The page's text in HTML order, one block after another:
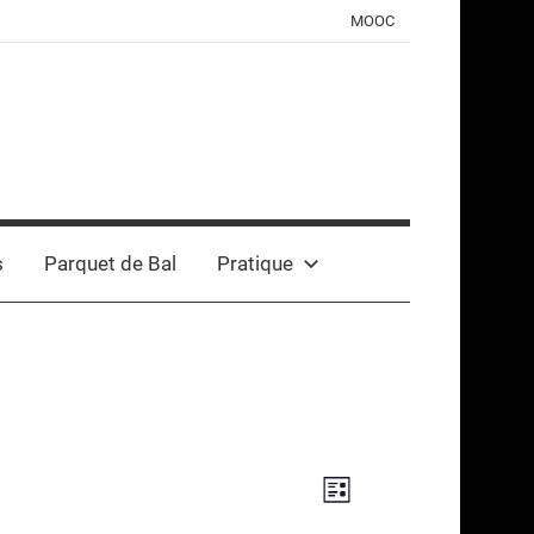
MOOC
Parquet de Bal Pratique
Navigation
Navigation
Liste